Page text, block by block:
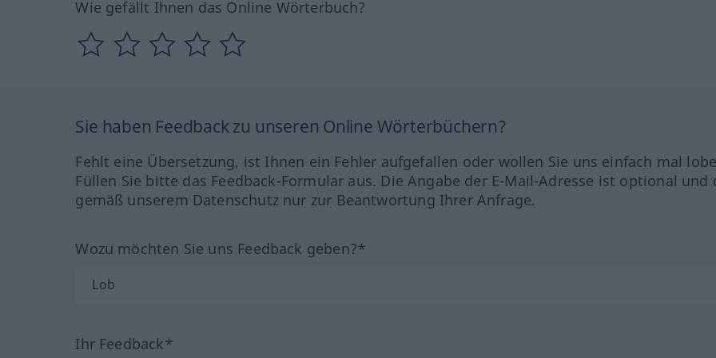
Wie gefällt Ihnen das Online Wörterbuch?
Sie haben Feedback zu unseren Online Wörterbüchern?
Fehlt eine Übersetzung, ist Ihnen ein Fehler aufgefallen oder wollen Sie uns einfach mal
Füllen Sie bitte das Feedback-Formular aus. Die Angabe der E-Mail-Adresse ist optional und
gemäß unserem Datenschutz nur zur Beantwortung Ihrer Anfrage.
Wozu möchten Sie uns Feedback geben?*
Ihr Feedback*